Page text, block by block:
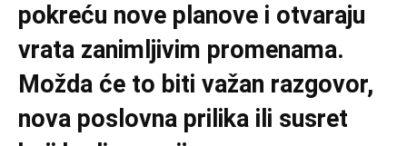
pokreću nove planove i otvaraju
vrata zanimljivim promenama.
Možda će to biti važan razgovor,
nova poslovna prilika ili susret